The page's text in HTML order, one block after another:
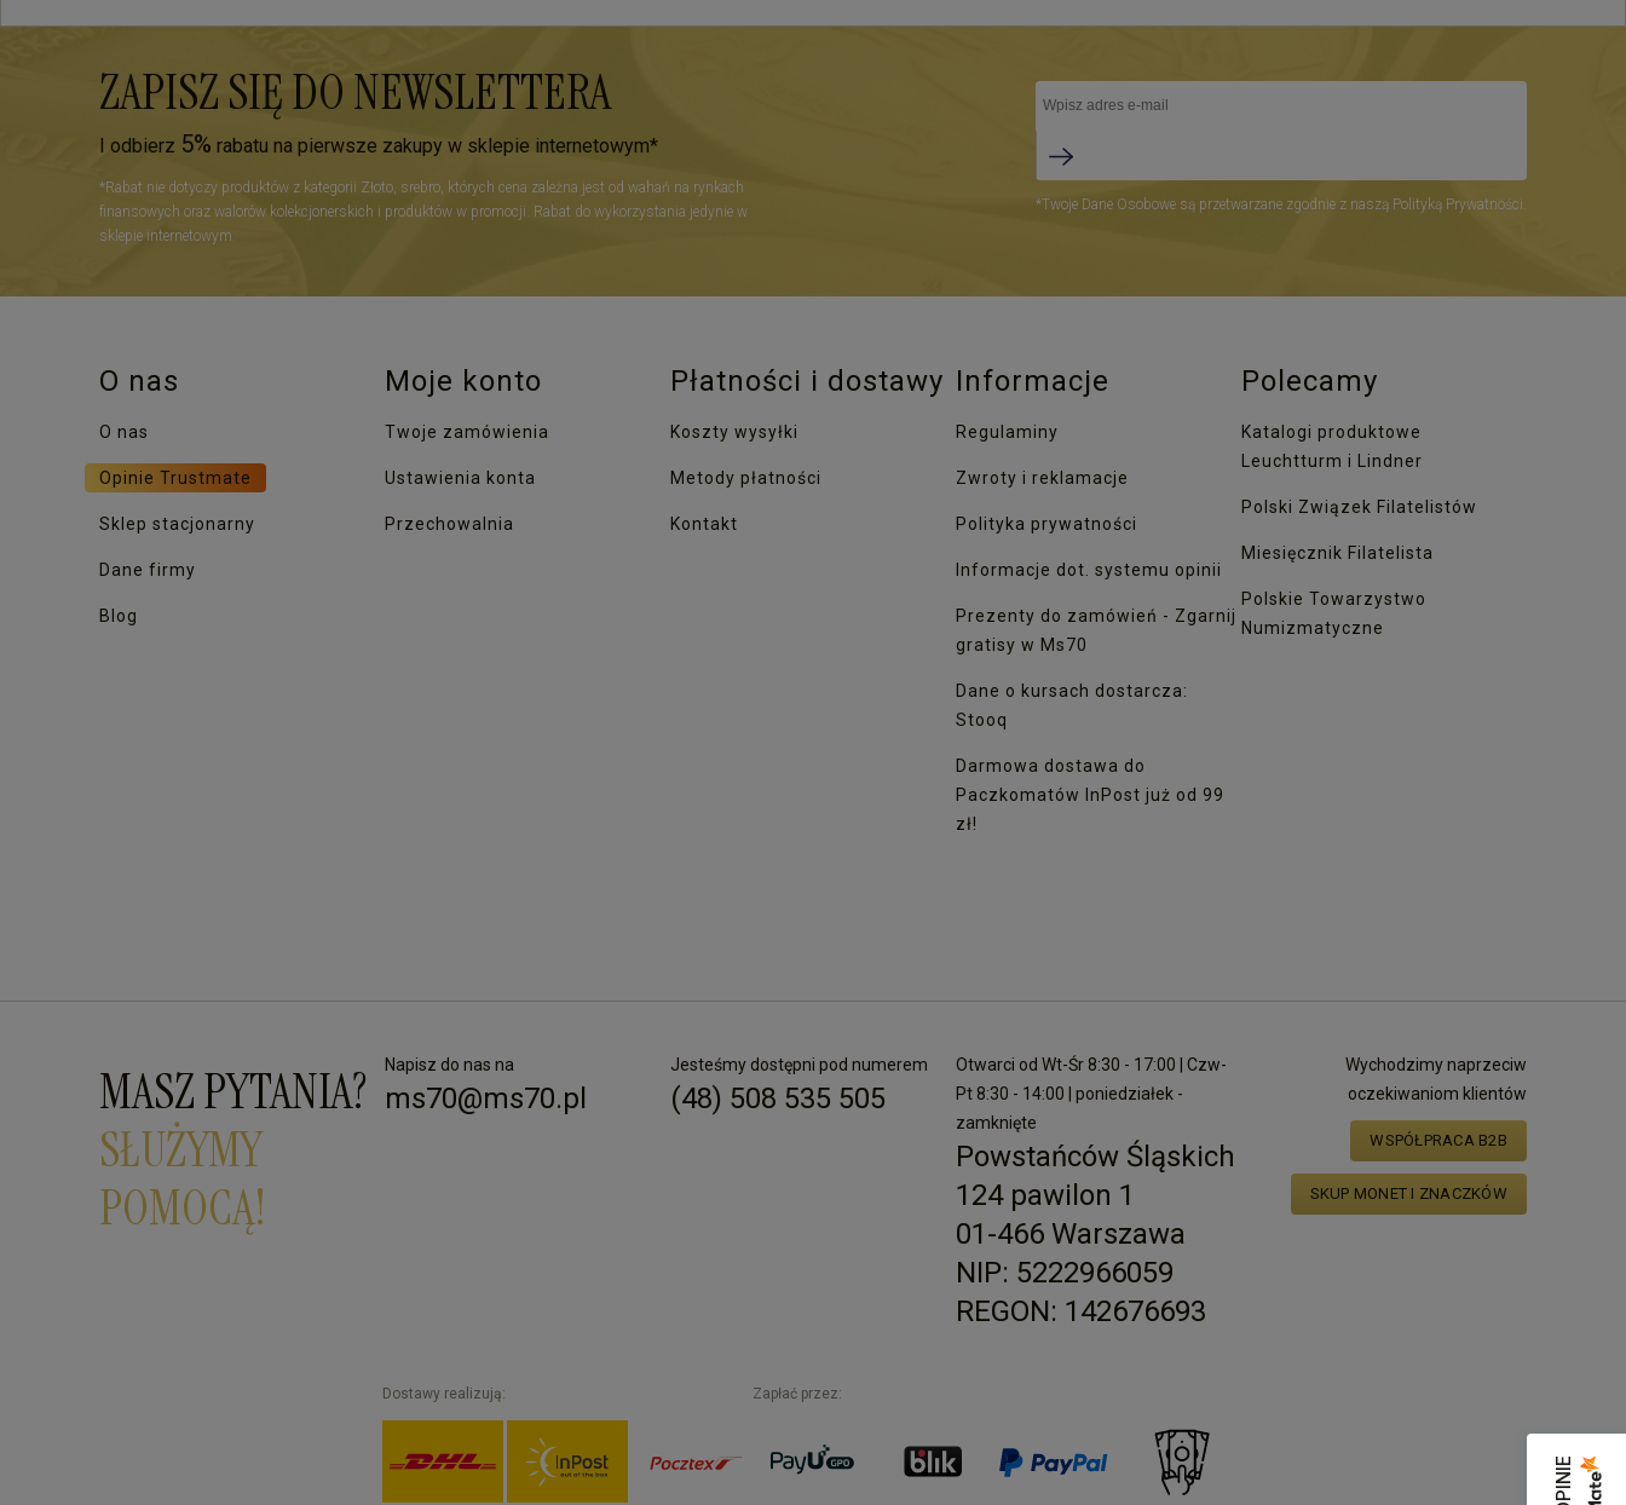
ZAPISZ SIĘ DO NEWSLETTERA
I odbierz 5% rabatu na pierwsze zakupy w sklepie internetowym*
*Rabat nie dotyczy produktów z kategorii Złoto, srebro, których cena zależna jest od wahań na rynkach
finansowych oraz walorów kolekcjonerskich i produktów w promocji. Rabat do wykorzystania jedynie w
sklepie internetowym.
*Twoje Dane Osobowe są przetwarzane zgodnie z naszą Polityką Prywatności.
O nas
O nas
Opinie Trustmate
Sklep stacjonarny
Dane firmy
Blog
Moje konto
Twoje zamówienia
Ustawienia konta
Przechowalnia
Płatności i dostawy
Koszty wysyłki
Metody płatności
Kontakt
Informacje
Regulaminy
Zwroty i reklamacje
Polityka prywatności
Informacje dot. systemu opinii
Prezenty do zamówień - Zgarnij
gratisy w Ms70
Dane o kursach dostarcza:
Stooq
Darmowa dostawa do
Paczkomatów InPost już od 99
zł!
Polecamy
Katalogi produktowe
Leuchtturm i Lindner
Polski Związek Filatelistów
Miesięcznik Filatelista
Polskie Towarzystwo
Numizmatyczne
MASZ PYTANIA?
SŁUŻYMY
POMOCĄ!
Napisz do nas na
ms70@ms70.pl
Jesteśmy dostępni pod numerem
(48) 508 535 505
Otwarci od Wt-Śr 8:30 - 17:00 | Czw-
Pt 8:30 - 14:00 | poniedziałek -
zamknięte
Powstańców Śląskich
124 pawilon 1
01-466 Warszawa
NIP: 5222966059
REGON: 142676693
Wychodzimy naprzeciw
oczekiwaniom klientów
WSPÓŁPRACA B2B
SKUP MONET I ZNACZKÓW
Dostawy realizują: Zapłać przez: